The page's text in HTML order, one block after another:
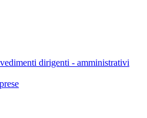
dirigenti - amministrativi